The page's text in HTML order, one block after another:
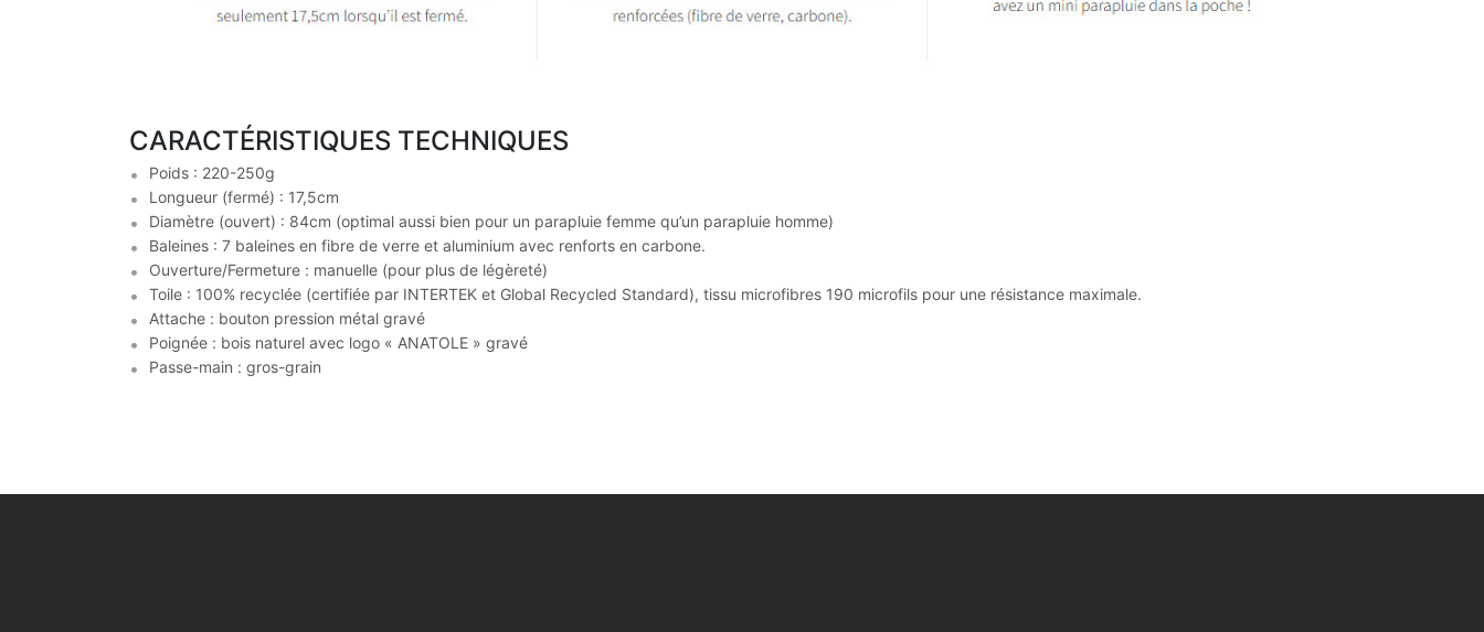
CARACTÉRISTIQUES TECHNIQUES
Poids : 220-250g
Longueur (fermé) : 17,5cm
Diamètre (ouvert) : 84cm (optimal aussi bien pour un parapluie femme qu’un parapluie homme)
Baleines : 7 baleines en fibre de verre et aluminium avec renforts en carbone.
Ouverture/Fermeture : manuelle (pour plus de légèreté)
Toile : 100% recyclée (certifiée par INTERTEK et Global Recycled Standard), tissu microfibres 190 microfils pour une résistance maximale.
Attache : bouton pression métal gravé
Poignée : bois naturel avec logo « ANATOLE » gravé
Passe-main : gros-grain